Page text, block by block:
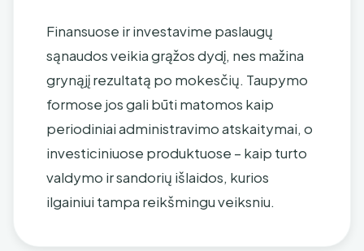
Finansuose ir investavime paslaugų
sąnaudos veikia grąžos dydį, nes mažina
grynąjį rezultatą po mokesčių. Taupymo
formose jos gali būti matomos kaip
periodiniai administravimo atskaitymai, o
investiciniuose produktuose – kaip turto
valdymo ir sandorių išlaidos, kurios
ilgainiui tampa reikšmingu veiksniu.